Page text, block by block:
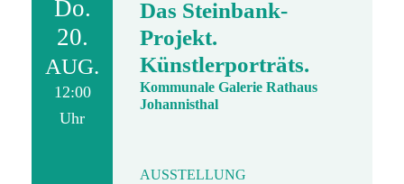
Do.
20.
AUG.
12:00
Uhr
Das Steinbank-
Projekt.
Künstlerporträts.
Kommunale Galerie Rathaus
Johannisthal
AUSSTELLUNG